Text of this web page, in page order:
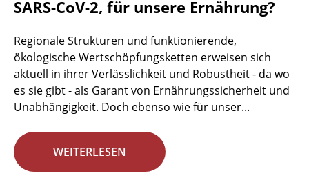
SARS-CoV-2, für unsere Ernährung?
Regionale Strukturen und funktionierende,
ökologische Wertschöpfungsketten erweisen sich
aktuell in ihrer Verlässlichkeit und Robustheit - da wo
es sie gibt - als Garant von Ernährungssicherheit und
Unabhängigkeit. Doch ebenso wie für unser...
WEITERLESEN